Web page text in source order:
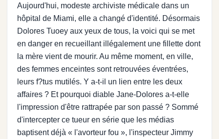
Aujourd'hui, modeste archiviste médicale dans un
hôpital de Miami, elle a changé d'identité. Désormais
Dolores Tuoey aux yeux de tous, la voici qui se met
en danger en recueillant illégalement une fillette dont
la mère vient de mourir. Au même moment, en ville,
des femmes enceintes sont retrouvées éventrées,
leurs f?tus mutilés. Y a-t-il un lien entre les deux
affaires ? Et pourquoi diable Jane-Dolores a-t-elle
l'impression d'être rattrapée par son passé ? Sommé
d'intercepter ce tueur en série que les médias
baptisent déjà « l'avorteur fou », l'inspecteur Jimmy